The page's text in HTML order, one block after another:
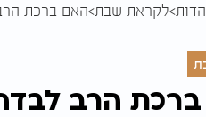
לקראת שבת האם ברכת
הרב